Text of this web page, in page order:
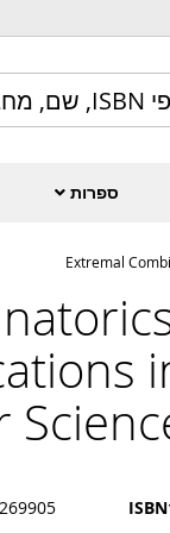
ספרות
Extremal